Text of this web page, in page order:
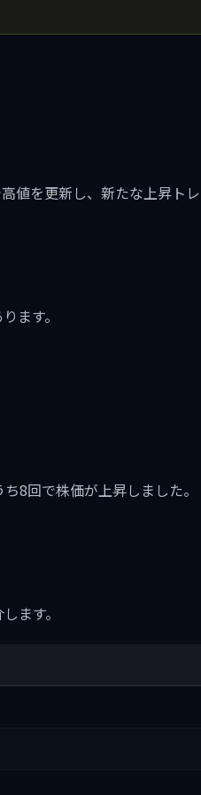
値を更新し、新たな上昇ト
ます。
8回で株価が上昇しました。
ます。